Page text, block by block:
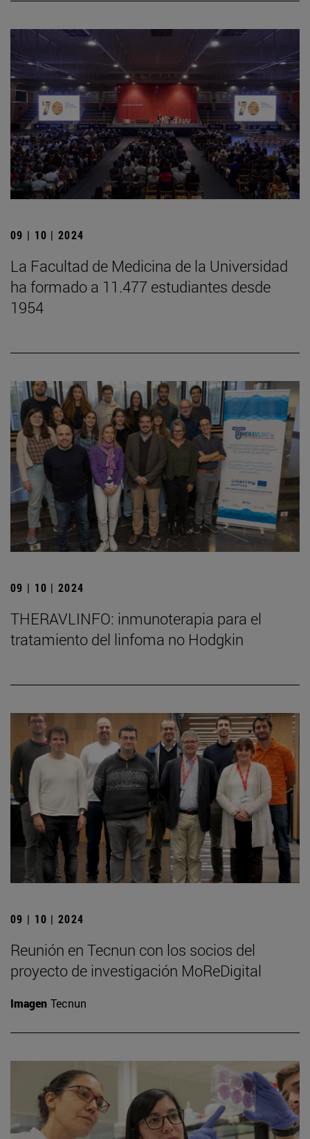
09 | 10 | 2024
La Facultad de Medicina de la Universidad
ha formado a 11.477 estudiantes desde
1954
09 | 10 | 2024
THERAVLINFO: inmunoterapia para el
tratamiento del linfoma no Hodgkin
09 | 10 | 2024
Reunión en Tecnun con los socios del
proyecto de investigación MoReDigital
Imagen Tecnun